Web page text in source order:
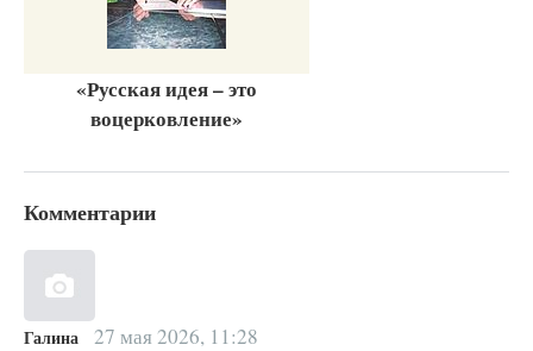
«Русская идея – это
воцерковление»
Комментарии
Галина 27 мая 2026, 11:28